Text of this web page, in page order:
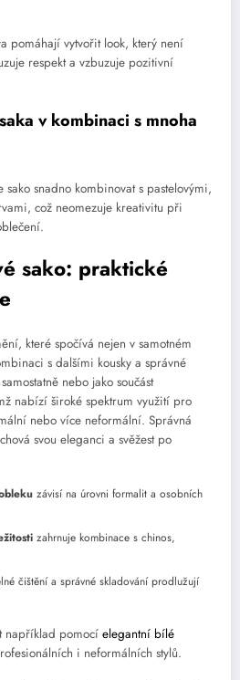
pomáhají vytvořit look, který není
respekt a vzbuzuje pozitivní
v kombinaci s mnoha
sako snadno kombinovat s pastelovými,
což neomezuje kreativitu při
sako: praktické
které spočívá nejen v samotném
s dalšími kousky a správné
nebo jako součást
nabízí široké spektrum využití pro
nebo více neformální. Správná
svou eleganci a svěžest po
závisí na úrovni formalit a osobních
zahrnuje kombinace s chinos,
čištění a správné skladování prodlužují
například pomocí elegantní bílé
i neformálních stylů.